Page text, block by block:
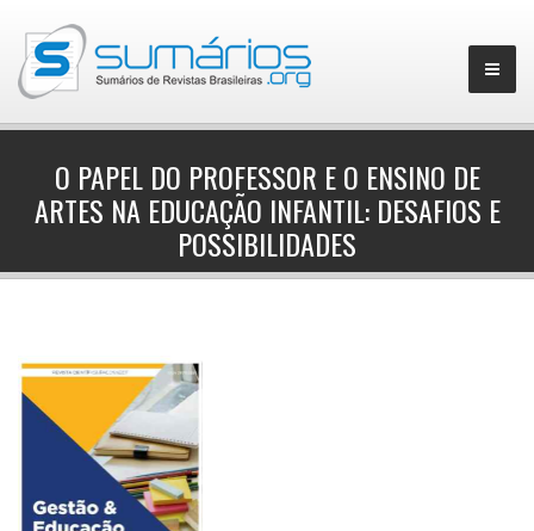
▼
O PAPEL DO PROFESSOR E O ENSINO DE
ARTES NA EDUCAÇÃO INFANTIL: DESAFIOS E
POSSIBILIDADES